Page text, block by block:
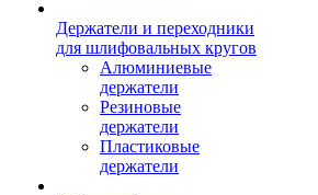
Держатели и переходники
для шлифовальных кругов
Алюминиевые
держатели
Резиновые
держатели
Пластиковые
держатели